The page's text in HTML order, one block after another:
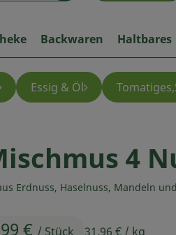
Backwaren Haltbares
Essig & Öl
4
Erdnuss, Haselnuss, Mandeln
€ / Stück 31,96 € / kg
Favouriten hinzufügen